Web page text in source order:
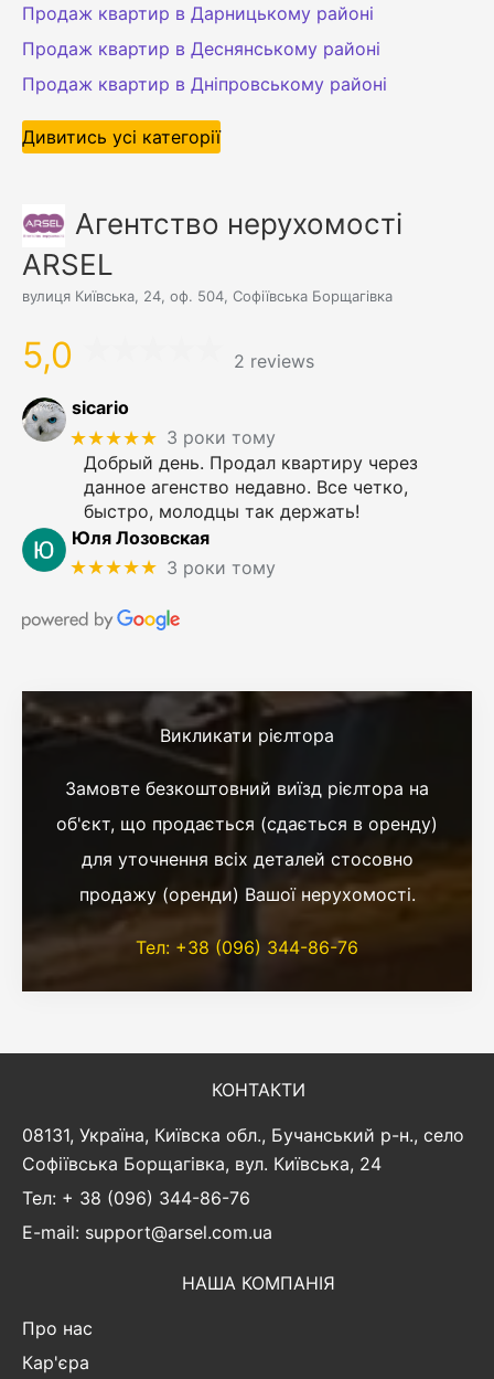
Продаж квартир в Дарницькому районі
Продаж квартир в Деснянському районі
Продаж квартир в Дніпровському районі
Дивитись усі категорії
Агентство нерухомості
ARSEL
вулиця Київська, 24, оф. 504, Софіївська Борщагівка
5,0 2 reviews
sicario
★★★★★ 3 роки тому
Добрый день. Продал квартиру через
данное агенство недавно. Все четко,
быстро, молодцы так держать!
Юля Лозовская
★★★★★ 3 роки тому
Викликати рієлтора
Замовте безкоштовний виїзд рієлтора на
об'єкт, що продається (сдається в оренду)
для уточнення всіх деталей стосовно
продажу (оренди) Вашої нерухомості.
Тел: +38 (096) 344-86-76
КОНТАКТИ
08131, Україна, Київска обл., Бучанський р-н., село
Софіївська Борщагівка, вул. Київська, 24
Тел: + 38 (096) 344-86-76
E-mail: support@arsel.com.ua
НАША КОМПАНІЯ
Про нас
Кар'єра